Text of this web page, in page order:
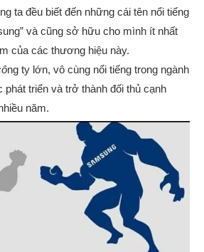
ng ta đều biết đến những cái tên nổi tiếng
và cũng sở hữu cho mình ít nhất
của các thương hiệu này.
ng ty lớn, vô cùng nổi tiếng trong ngành
phát triển và trở thành đối thủ cạnh
năm.